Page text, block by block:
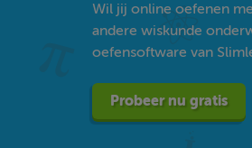
Wil jij online oefenen
andere wiskunde
oefensoftware van
Probeer nu gratis